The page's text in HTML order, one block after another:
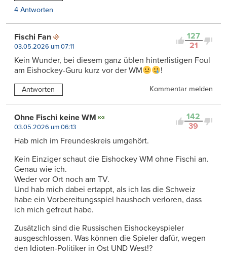
4 Antworten
127
21
Fischi Fan
03.05.2026 um 07:11
Kein Wunder, bei diesem ganz üblen hinterlistigen Foul
am Eishockey-Guru kurz vor der WM
!
Antworten Kommentar melden
142
39
Ohne Fischi keine WM
03.05.2026 um 06:13
Hab mich im Freundeskreis umgehört.
Kein Einziger schaut die Eishockey WM ohne Fischi an.
Genau wie ich.
Weder vor Ort noch am TV.
Und hab mich dabei ertappt, als ich las die Schweiz
habe ein Vorbereitungsspiel haushoch verloren, dass
ich mich gefreut habe.
Zusätzlich sind die Russischen Eishockeyspieler
ausgeschlossen. Was können die Spieler dafür, wegen
den Idioten-Politiker in Ost UND West!?